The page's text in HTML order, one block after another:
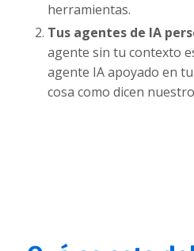
herramientas.
Tus agentes de IA
agente sin tu contexto
agente IA apoyado en
cosa como dicen